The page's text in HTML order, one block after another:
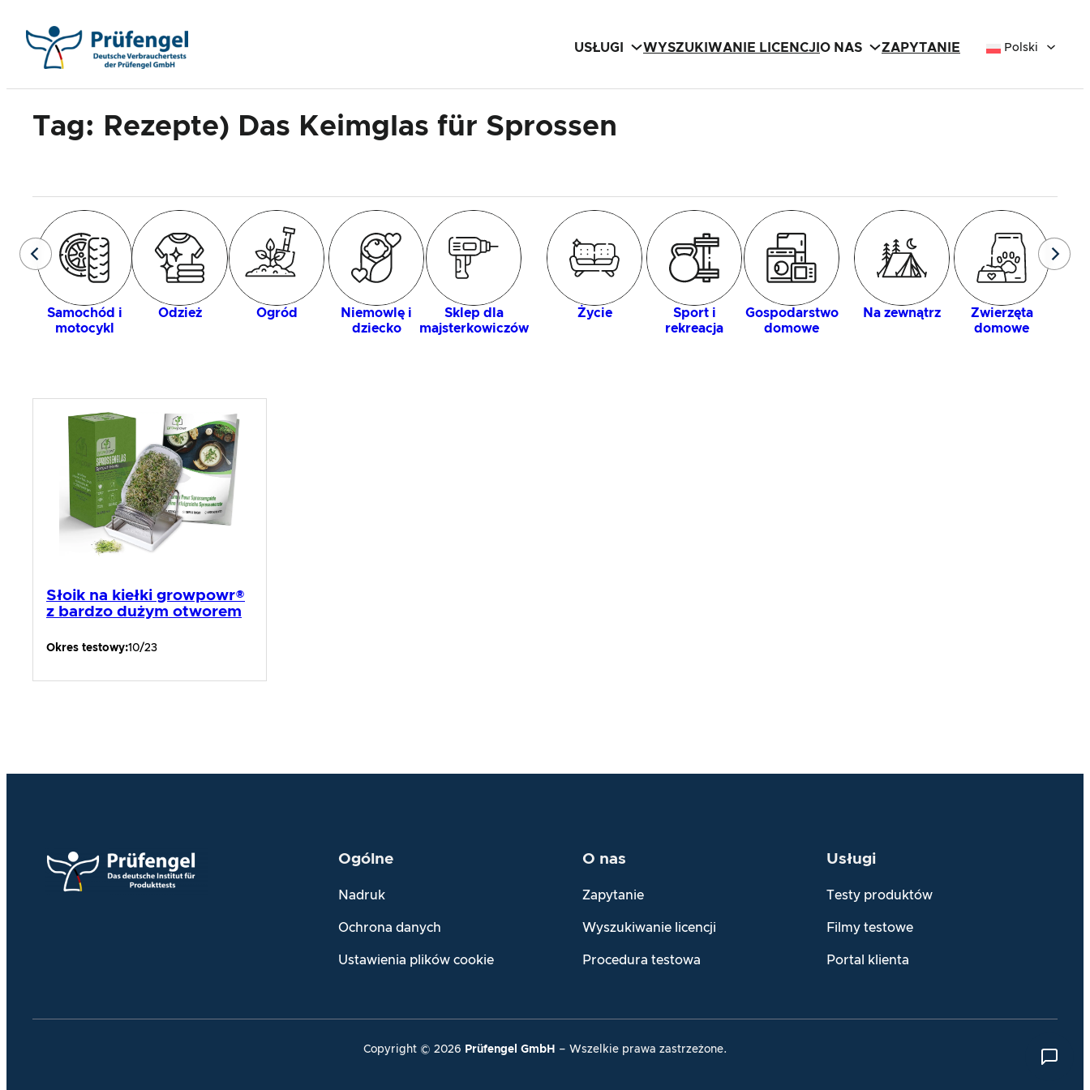
USŁUGI WYSZUKIWANIE LICENCJI O NAS ZAPYTANIE Polski
Tag: Rezepte) Das Keimglas für Sprossen
Samochód i
motocykl
Odzież Ogród
Niemowlę i
dziecko
Sklep dla
majsterkowiczów
Życie
Sport i
rekreacja
Gospodarstwo
domowe
Na zewnątrz
Zwierzęta
domowe
Słoik na kiełki growpowr®
z bardzo dużym otworem
Okres testowy:10/23
Ogólne
Nadruk
Ochrona danych
Ustawienia plików cookie
O nas
Zapytanie
Wyszukiwanie licencji
Procedura testowa
Usługi
Testy produktów
Filmy testowe
Portal klienta
Copyright © 2026 Prüfengel GmbH – Wszelkie prawa zastrzeżone.